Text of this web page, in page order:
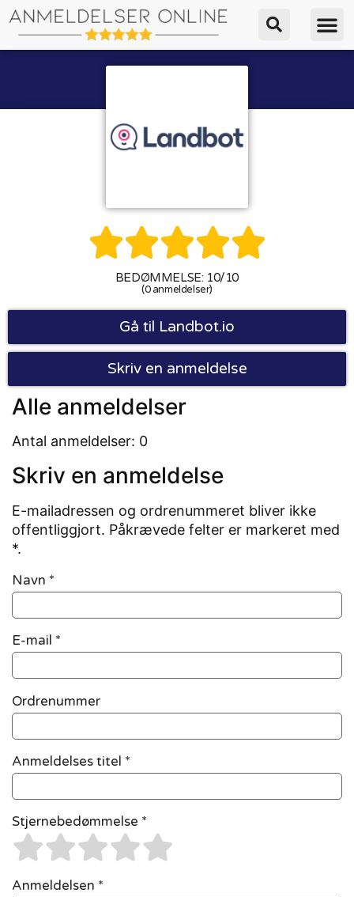

BEDØMMELSE: 10/10
(0 anmeldelser)
Gå til Landbot.io
Skriv en anmeldelse
Alle anmeldelser
Antal anmeldelser: 0
Skriv en anmeldelse
E-mailadressen og ordrenummeret bliver ikke
offentliggjort. Påkrævede felter er markeret med
*.
Navn *
E-mail *
Ordrenummer
Anmeldelses titel *
Stjernebedømmelse *
Anmeldelsen *